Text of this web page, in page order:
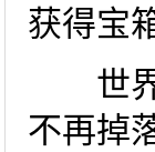
获得宝
世界
不再掉